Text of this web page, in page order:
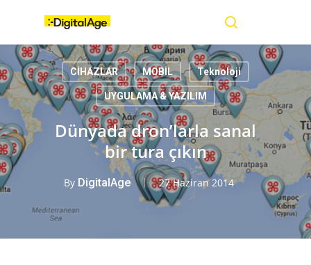
content
CİHAZLAR MOBİL Teknoloji
UYGULAMA & YAZILIM
Dünyada dron’larla sanal
bir tura çıkın
By DigitalAge 27 Haziran 2014